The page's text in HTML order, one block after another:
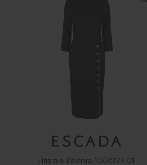
Платье Dhenia 1008129 01